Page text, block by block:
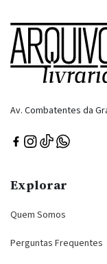
Av. Combatentes da
Explorar
Quem Somos
Perguntas Frequentes